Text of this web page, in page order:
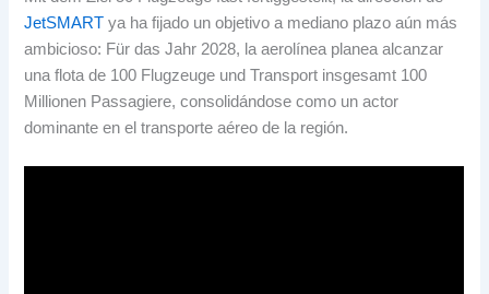
JetSMART ya ha fijado un objetivo a mediano plazo aún más
ambicioso: Für das Jahr 2028, la aerolínea planea alcanzar
una flota de 100 Flugzeuge und Transport insgesamt 100
Millionen Passagiere,consolidándose como un actor
dominante en el transporte aéreo de la región.